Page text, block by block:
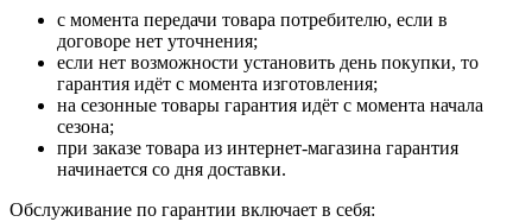
с момента передачи товара потребителю, если в
договоре нет уточнения;
если нет возможности установить день покупки, то
гарантия идёт с момента изготовления;
на сезонные товары гарантия идёт с момента начала
сезона;
при заказе товара из интернет-магазина гарантия
начинается со дня доставки.
Обслуживание по гарантии включает в себя: